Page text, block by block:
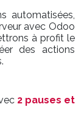
automatisées,
avec Odoo
à profit le
des actions
2 pauses et